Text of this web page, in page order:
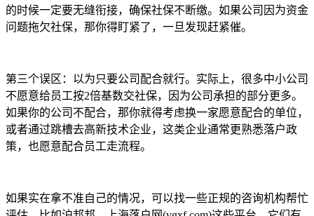
的时候一定要无缝衔接，确保社保不断缴。如果公司因为资金
问题拖欠社保，那你得盯紧了，一旦发现赶紧催。
第三个误区：以为只要公司配合就行。实际上，很多中小公司
不愿意给员工按2倍基数交社保，因为公司承担的部分更多。
如果你的公司不配合，那你就得考虑换一家愿意配合的单位，
或者通过跳槽去高新技术企业，这类企业通常更熟悉落户政
策，也愿意配合员工走流程。
如果实在拿不准自己的情况，可以找一些正规的咨询机构帮忙